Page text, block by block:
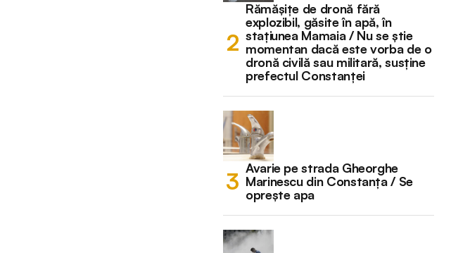
Rămășițe de dronă fără
explozibil, găsite în apă, în
stațiunea Mamaia / Nu se știe
momentan dacă este vorba de o
dronă civilă sau militară, susține
prefectul Constanței
Avarie pe strada Gheorghe
Marinescu din Constanța / Se
oprește apa